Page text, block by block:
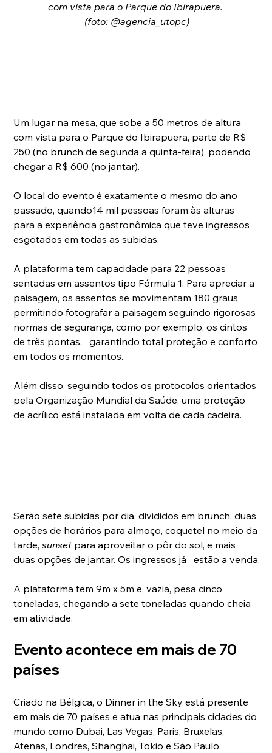
com vista para o Parque do Ibirapuera.
(foto: @agencia_utopc)
Um lugar na mesa, que sobe a 50 metros de altura
com vista para o Parque do Ibirapuera, parte de R$
250 (no brunch de segunda a quinta-feira), podendo
chegar a R$ 600 (no jantar).
O local do evento é exatamente o mesmo do ano
passado, quando14 mil pessoas foram às alturas
para a experiência gastronômica que teve ingressos
esgotados em todas as subidas.
A plataforma tem capacidade para 22 pessoas
sentadas em assentos tipo Fórmula 1. Para apreciar a
paisagem, os assentos se movimentam 180 graus
permitindo fotografar a paisagem seguindo rigorosas
normas de segurança, como por exemplo, os cintos
de três pontas,   garantindo total proteção e conforto
em todos os momentos.
Além disso, seguindo todos os protocolos orientados
pela Organização Mundial da Saúde, uma proteção
de acrílico está instalada em volta de cada cadeira.
Serão sete subidas por dia, divididos em brunch, duas
opções de horários para almoço, coquetel no meio da
tarde, sunset para aproveitar o pôr do sol, e mais
duas opções de jantar. Os ingressos já   estão a venda.
A plataforma tem 9m x 5m e, vazia, pesa cinco
toneladas, chegando a sete toneladas quando cheia
em atividade.
Evento acontece em mais de 70
países
Criado na Bélgica, o Dinner in the Sky está presente
em mais de 70 países e atua nas principais cidades do
mundo como Dubai, Las Vegas, Paris, Bruxelas,
Atenas, Londres, Shanghai, Tokio e São Paulo.